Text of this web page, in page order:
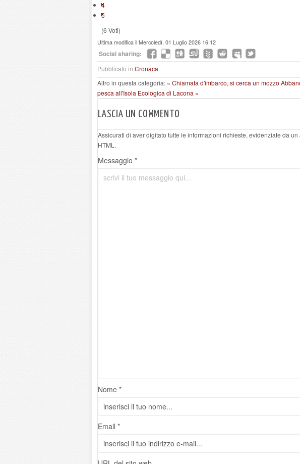
4
5
(6 Voti)
Ultima modifica il Mercoledì, 01 Luglio 2026 16:12
Social sharing:
Pubblicato in Cronaca
Altro in questa categoria: « Chiamata d'imbarco, si cerca un mozzo
pesca all'Isola Ecologica di Lacona »
LASCIA UN COMMENTO
Assicurati di aver digitato tutte le informazioni richieste, evidenziate da
HTML.
Messaggio *
Nome *
Email *